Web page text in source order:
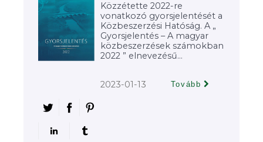
Közzétette 2022-re
vonatkozó gyorsjelentését a
Közbeszerzési Hatóság. A „
Gyorsjelentés – A magyar
közbeszerzések számokban
2022 ” elnevezésű...
2023-01-13 Tovább